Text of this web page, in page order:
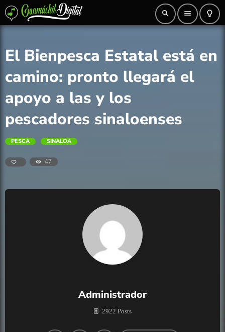
search menu lightbulb_outline
El Bienpesca Estatal está en
camino: pronto llegará el
apoyo a las y los
pescadores sinaloenses
PESCA SINALOA
47
Administrador
2922 Posts